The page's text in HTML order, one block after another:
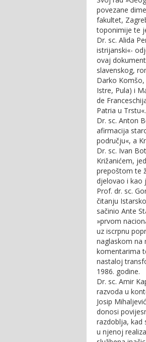
povezane
fakultet,
toponimije te
Dr. sc. Alida
istrijanski«-
ovaj
slavenskog,
Darko
Istre, Pula) i
de
Patria u Trstu«.
Dr. sc. Anton
afirmacija
području«, a
Dr. sc. Ivan
Križanićem,
prepoštom te
djelovao i kao
Prof. dr. sc.
čitanju
sačinio Ante
»prvom
uz iscrpnu
naglaskom na
komentarima
nastaloj
1986. godine.
Dr. sc. Amir
razvoda u
Josip
donosi
razdoblja, kad
u njenoj